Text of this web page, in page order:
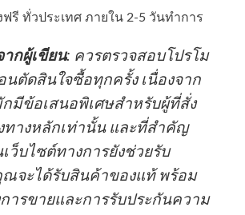
ฟรี ทั่วประเทศ ภายใน 2-5 วันทำการ
กผู้เขียน: ควรตรวจสอบโปรโม
นตัดสินใจซื้อทุกครั้ง เนื่องจาก
มีข้อเสนอพิเศษสำหรับผู้ที่สั่ง
ทางหลักเท่านั้น และที่สำคัญ
ว็บไซต์ทางการยังช่วยรับ
ณจะได้รับสินค้าของแท้ พร้อม
ารขายและการรับประกันความ